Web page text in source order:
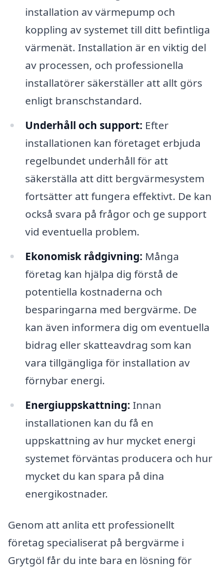
installation av värmepump och
koppling av systemet till ditt befintliga
värmenät. Installation är en viktig del
av processen, och professionella
installatörer säkerställer att allt görs
enligt branschstandard.
Underhåll och support: Efter
installationen kan företaget erbjuda
regelbundet underhåll för att
säkerställa att ditt bergvärmesystem
fortsätter att fungera effektivt. De kan
också svara på frågor och ge support
vid eventuella problem.
Ekonomisk rådgivning: Många
företag kan hjälpa dig förstå de
potentiella kostnaderna och
besparingarna med bergvärme. De
kan även informera dig om eventuella
bidrag eller skatteavdrag som kan
vara tillgängliga för installation av
förnybar energi.
Energiuppskattning: Innan
installationen kan du få en
uppskattning av hur mycket energi
systemet förväntas producera och hur
mycket du kan spara på dina
energikostnader.
Genom att anlita ett professionellt
företag specialiserat på bergvärme i
Grytgöl får du inte bara en lösning för